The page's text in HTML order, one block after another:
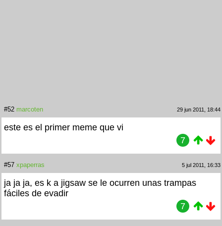
#52 marcoten 29 jun 2011, 18:44
este es el primer meme que vi
7
#57 xpaperras 5 jul 2011, 16:33
ja ja ja, es k a jigsaw se le ocurren unas trampas
fáciles de evadir
7